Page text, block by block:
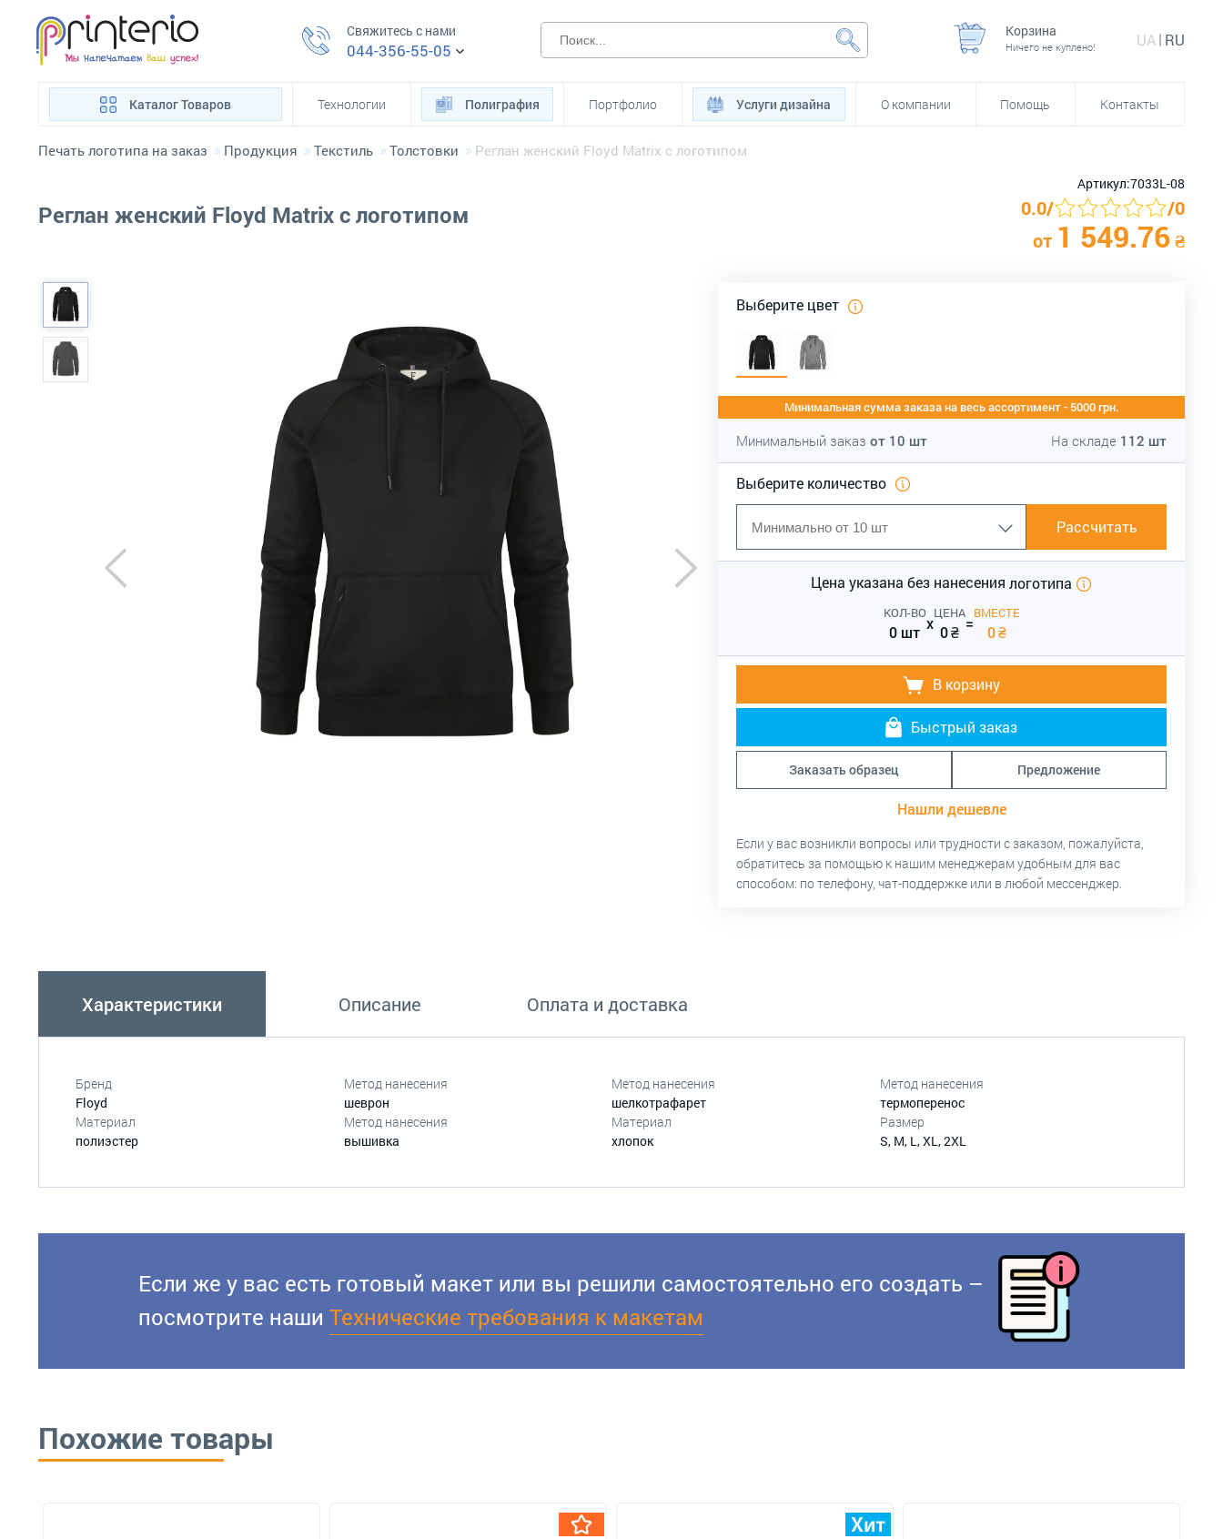
Свяжитесь с нами
044-356-55-05
Корзина
Ничего не куплено! UA RU
Каталог Товаров Технологии Полиграфия Портфолио Услуги дизайна О компании Помощь Контакты
Печать логотипа на заказ Продукция Текстиль Толстовки Реглан женский Floyd Matrix с логотипом
Реглан женский Floyd Matrix с логотипом
Артикул:7033L-08
0.0/ /0
от 1 549.76₴
Выберите цвет
Минимальная сумма заказа на весь ассортимент - 5000 грн.
Минимальный заказ от 10 шт На складе 112 шт
Выберите количество
Рассчитать
Цена указана без нанесения логотипа
КОЛ-ВО
0 шт x
ЦЕНА
0₴ =
ВМЕСТЕ
0₴
В корзину
Быстрый заказ
Заказать образец Предложение
Нашли дешевле
Если у вас возникли вопросы или трудности с заказом, пожалуйста,
обратитесь за помощью к нашим менеджерам удобным для вас
способом: по телефону, чат-поддержке или в любой мессенджер.
Характеристики Описание Оплата и доставка
Бренд
Floyd
Метод нанесения
шеврон
Метод нанесения
шелкотрафарет
Метод нанесения
термоперенос
Материал
полиэстер
Метод нанесения
вышивка
Материал
хлопок
Размер
S, M, L, XL, 2XL
Если же у вас есть готовый макет или вы решили самостоятельно его создать –
посмотрите наши Технические требования к макетам
Похожие товары